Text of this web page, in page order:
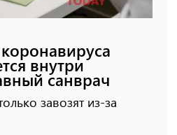
внутри
санврач
завозят из-за